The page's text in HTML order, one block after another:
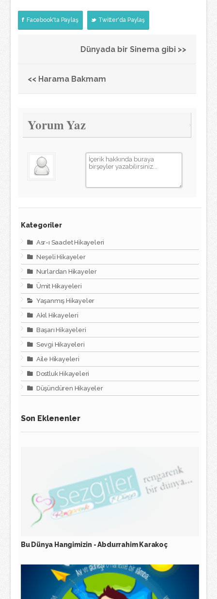
Facebook'ta Paylaş Twitter'da Paylaş
Dünyada bir Sinema gibi >>
<< Harama Bakmam
Yorum Yaz
Kategoriler
Asr-ı Saadet Hikayeleri
Neşeli Hikayeler
Nurlardan Hikayeler
Ümit Hikayeleri
Yaşanmış Hikayeler
Akıl Hikayeleri
Başarı Hikayeleri
Sevgi Hikayeleri
Aile Hikayeleri
Dostluk Hikayeleri
Düşündüren Hikayeler
Son Eklenenler
Bu Dünya Hangimizin - Abdurrahim Karakoç